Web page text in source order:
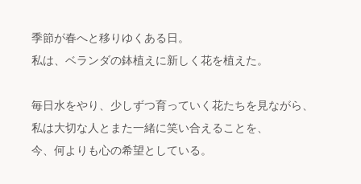
季節が春へと移りゆくある日。
私は、ベランダの鉢植えに新しく花を植えた。
毎日水をやり、少しずつ育っていく花たちを見ながら、
私は大切な人とまた一緒に笑い合えることを、
今、何よりも心の希望としている。